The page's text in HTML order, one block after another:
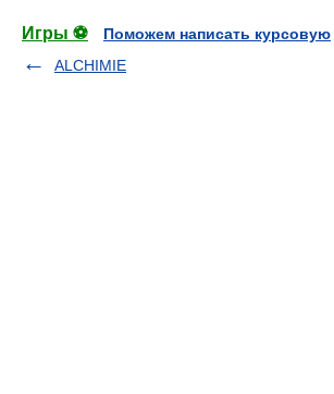
Игры ⚽
Поможем написать курсовую
ALCHIMIE